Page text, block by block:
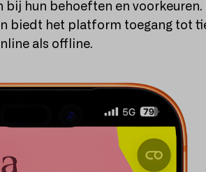
hun behoeften en
biedt het platform toegang tot
als offline.